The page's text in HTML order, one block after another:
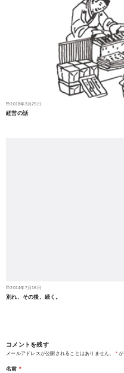
2018年3月25日
経営の話
2014年7月16日
別れ、その後、続く。
コメントを残す
メールアドレスが公開されることはありません。 *
名前 *